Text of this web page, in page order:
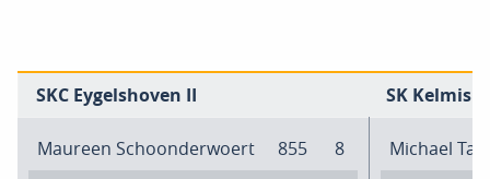
SKC Eygelshoven II SK Kelmis I
Maureen Schoonderwoert 855
8
Michael